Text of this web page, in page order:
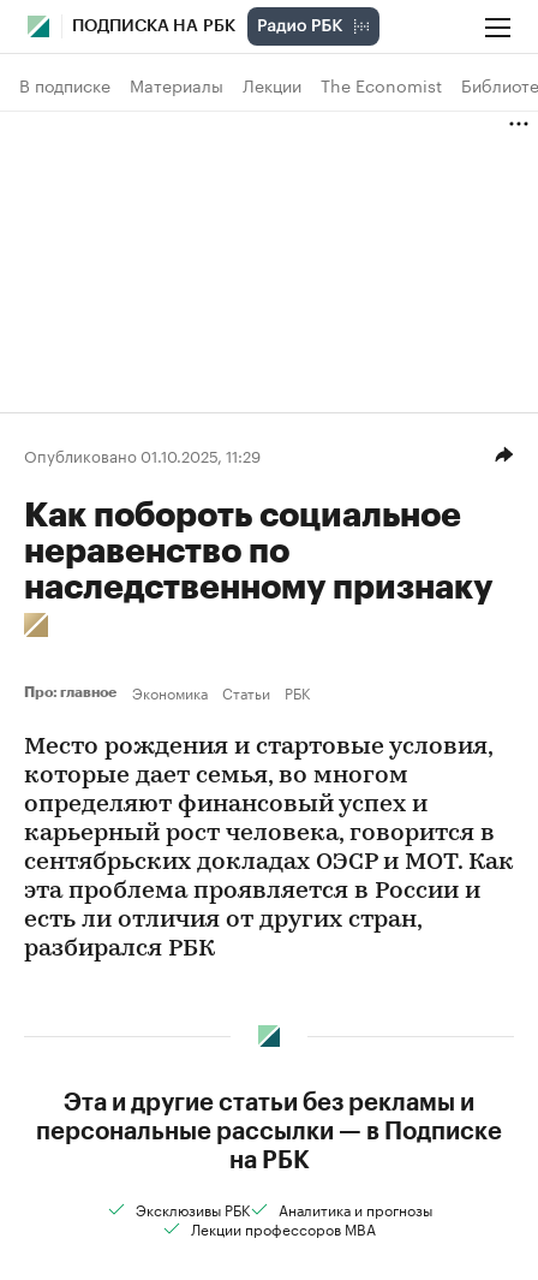
ПОДПИСКА НА РБК
В подписке Материалы Лекции The Economist
Опубликовано 01.10.2025, 11:29
Как побороть социальное
неравенство по
наследственному признаку
Про: главное Экономика Статьи РБК
Место рождения и стартовые условия,
которые дает семья, во многом
определяют финансовый успех и
карьерный рост человека, говорится в
сентябрьских докладах ОЭСР и МОТ. Как
эта проблема проявляется в России и
есть ли отличия от других стран,
разбирался РБК
Эта и другие статьи без рекламы и
персональные рассылки — в Подписке
на РБК
Эксклюзивы РБК
Аналитика и прогнозы
Лекции профессоров MBA